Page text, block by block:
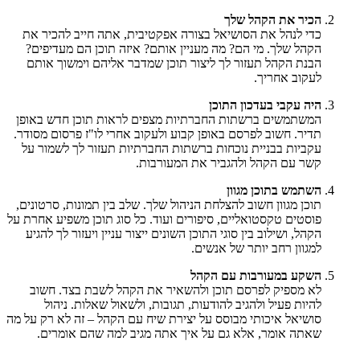
הכיר את הקהל שלך
כדי לנהל את הסושיאל בצורה אפקטיבית, אתה חייב להכיר את
הקהל שלך. מי הם? מה מעניין אותם? איזה תוכן הם מעדיפים?
הבנת הקהל תעזור לך ליצור תוכן שמדבר אליהם וימשוך אותם
לעקוב אחריך.
היה עקבי בעדכון התוכן
המשתמשים ברשתות החברתיות מצפים לראות תוכן חדש באופן
תדיר. חשוב לפרסם באופן קבוע ולעקוב אחרי לו"ז פרסום מסודר.
עקביות בבניית נוכחות ברשתות החברתיות תעזור לך לשמור על
קשר עם הקהל ולהגביר את המעורבות.
השתמש בתוכן מגוון
תוכן מגוון חשוב להצלחת הניהול שלך. שלב בין תמונות, סרטונים,
פוסטים טקסטואליים, סיפורים ועוד. כל סוג תוכן משפיע אחרת על
הקהל, ושילוב בין סוגי התוכן השונים ייצור עניין ויעזור לך להגיע
למגוון רחב יותר של אנשים.
השקע במעורבות עם הקהל
לא מספיק לפרסם תוכן ולהשאיר את הקהל לשבת בצד. חשוב
להיות פעיל ולהגיב להודעות, תגובות, ולשאול שאלות. ניהול
סושיאל איכותי מבוסס על יצירת שיח עם הקהל – זה לא רק על מה
שאתה אומר, אלא גם על איך אתה מגיב למה שהם אומרים.